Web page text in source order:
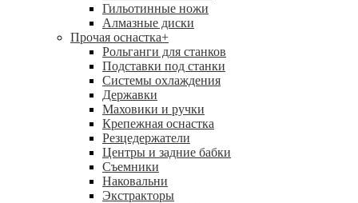
Гильотинные ножи
Алмазные диски
Прочая оснастка+
Рольганги для станков
Подставки под станки
Системы охлаждения
Державки
Маховики и ручки
Крепежная оснастка
Резцедержатели
Центры и задние бабки
Съемники
Наковальни
Экстракторы